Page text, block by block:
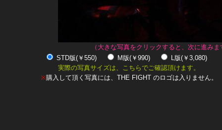
（大きな写真をクリックすると、次に進みま
STD版(￥550)
M版(￥990)
L版(￥3,080)
実際の写真サイズは、こちらでご確認頂けます。
※購入して頂く写真には、THE FIGHT のロゴは入りません。